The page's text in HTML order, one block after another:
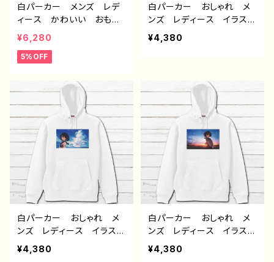
白パーカー メンズ レデ
ィース かわいい おもし
ろパーカー ハリネズミ
動物 イラスト ゆるか
わ おしゃれ おすすめ
ーター クリエイター 絵
師 オリジナル デザイ
ン グッズ 片面印刷 タ
イトル：ハリネズミスウェット
プルオーバーパーカー
作：Hanami F-5
¥6,280
5%OFF
白パーカー おしゃれ メ
ンズ レディース イラス
ト エモい 可愛い女の
子 かわいい おしゃれ
ト 黒髪 ボブヘア ショ
ートカット 風景 綺麗
景色 美しい ノスタルジ
ック 個性的 おすすめ
人気 イラストレーター
絵師 オリジナル デザイ
ン グッズ 片面印刷 タ
イトル：群青 作：みふる
¥4,380
白パーカー おしゃれ メ
ンズ レディース イラス
ト エモい 可愛い女の
子 かわいい おしゃれ
¥4,380
白パーカー おしゃれ メ
ンズ レディース イラス
ト エモい 可愛い女の
子 かわいい おしゃれ
¥4,380